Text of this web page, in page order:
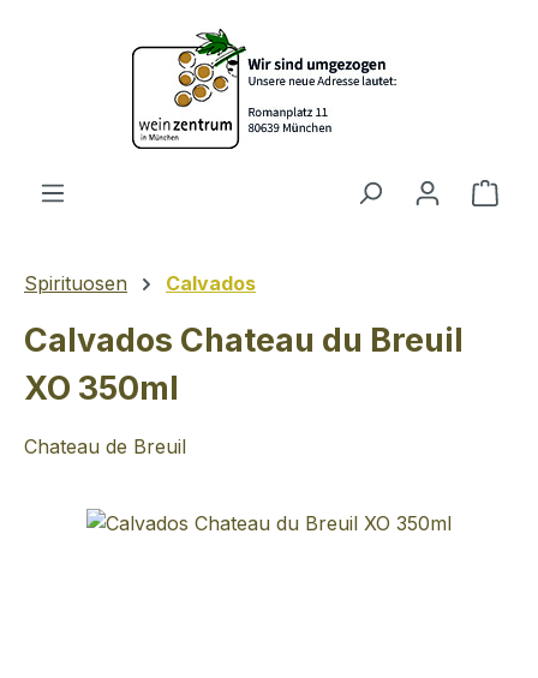
Zum Hauptinhalt springen
Spirituosen Calvados
Calvados Chateau du Breuil
XO 350ml
Chateau de Breuil
Bildergalerie überspringen